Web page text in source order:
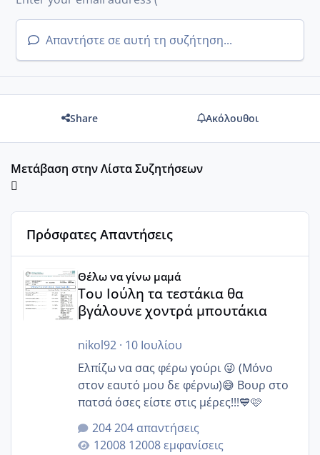
Απαντήστε σε αυτή τη συζήτηση...
Share Ακόλουθοι
Μετάβαση στην Λίστα Συζητήσεων
Πρόσφατες Απαντήσεις
Θέλω να γίνω μαμά
Του Ιούλη τα τεστάκια θα
βγάλουνε χοντρά μπουτάκια
nikol92· 10 Ιουλίου
Ελπίζω να σας φέρω γούρι 😜 (Μόνο
στον εαυτό μου δε φέρνω)😅 Βουρ στο
πατσά όσες είστε στις μέρες!!!💙🩷
204 απαντήσεις
12008 εμφανίσεις